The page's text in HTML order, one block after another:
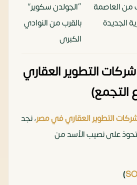
من العاصمة
الجديدة
“الجولدن سكوير”
بالقرب من النوادي
الكبرى
التطوير العقاري
التطوير العقاري في مصر، نجد
على نصيب الأسد من
)